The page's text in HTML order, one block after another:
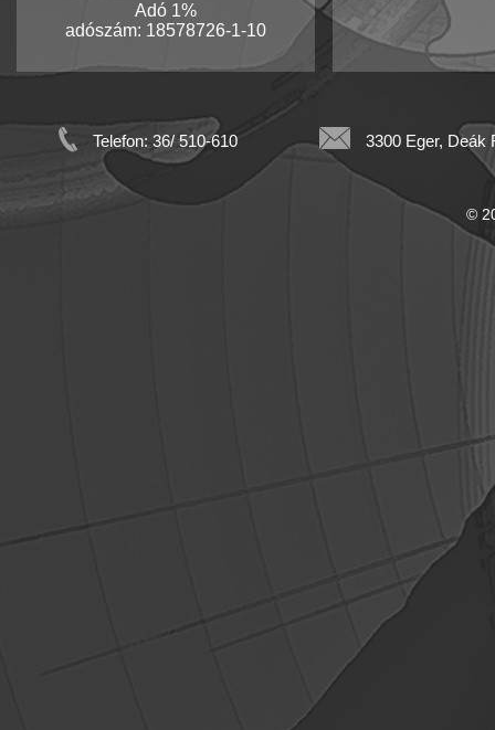
Adó 1%
adószám: 18578726-1-10
Telefon: 36/ 510-610 3300 Eger, Deák
©